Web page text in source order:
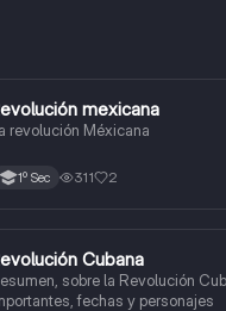
Historia mexicana
revolución Méxicana
1º Sec 311 2
Historia Cubana
sobre la Revolución
fechas y personajes